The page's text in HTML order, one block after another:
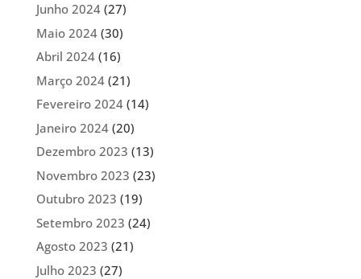
Junho 2024(27)
Maio 2024(30)
Abril 2024(16)
Março 2024(21)
Fevereiro 2024(14)
Janeiro 2024(20)
Dezembro 2023 (13)
Novembro 2023 (23)
Outubro 2023 (19)
Setembro 2023 (24)
Agosto 2023 (21)
Julho 2023 (27)